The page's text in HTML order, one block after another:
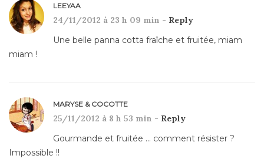
LEEYAA
24/11/2012 à 23 h 09 min - Reply
Une belle panna cotta fraîche et fruitée, miam
miam !
MARYSE & COCOTTE
25/11/2012 à 8 h 53 min - Reply
Gourmande et fruitée … comment résister ?
Impossible !!